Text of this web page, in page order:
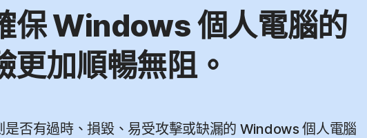
保 Windows 個人電腦的
更加順暢無阻。
否有過時、損毀、易受攻擊或缺漏的 Windows 個人電腦